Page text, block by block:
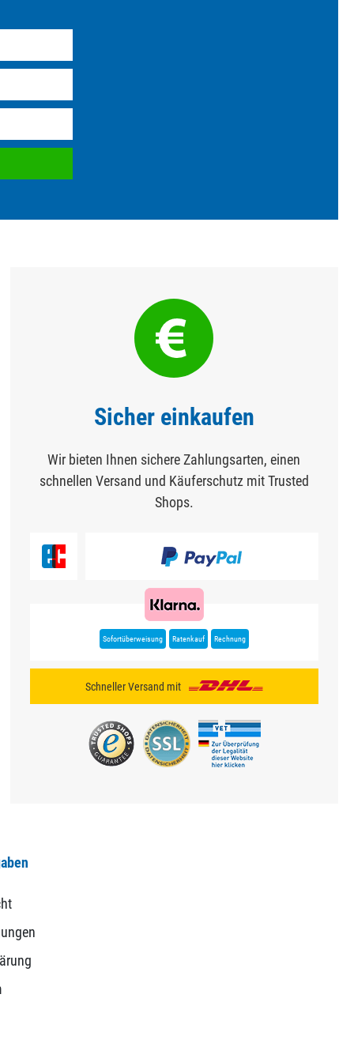
Sicher einkaufen
Wir bieten Ihnen sichere Zahlungsarten, einen
schnellen Versand und Käuferschutz mit Trusted
Shops.
Sofortüberweisung Ratenkauf Rechnung
Schneller Versand mit